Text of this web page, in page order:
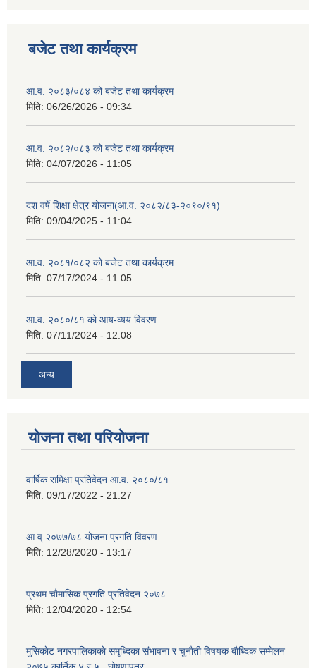
बजेट तथा कार्यक्रम
आ.व. २०८३/०८४ को बजेट तथा कार्यक्रम
मिति: 06/26/2026 - 09:34
आ.व. २०८२/०८३ को बजेट तथा कार्यक्रम
मिति: 04/07/2026 - 11:05
दश वर्षे शिक्षा क्षेत्र योजना(आ.व. २०८२/८३-२०९०/९१)
मिति: 09/04/2025 - 11:04
आ.व. २०८१/०८२ को बजेट तथा कार्यक्रम
मिति: 07/17/2024 - 11:05
आ.व. २०८०/८१ को आय-व्यय विवरण
मिति: 07/11/2024 - 12:08
अन्य
योजना तथा परियोजना
वार्षिक समिक्षा प्रतिवेदन आ.व. २०८०/८१
मिति: 09/17/2022 - 21:27
आ.व् २०७७/७८ योजना प्रगति विवरण
मिति: 12/28/2020 - 13:17
प्रथम चाैमासिक प्रगति प्रतिवेदन २०७८
मिति: 12/04/2020 - 12:54
मुसिकाेट नगरपालिकाकाे समृध्दिका संभावना र चुनाैती विषयक बाैध्दिक सम्मेलन